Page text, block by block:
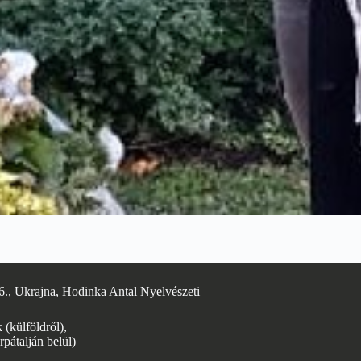
Ukrajna, Hodinka Antal Nyelvészeti
(külföldről),
belül)